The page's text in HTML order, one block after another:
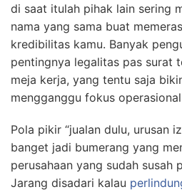
di saat itulah pihak lain sering
nama yang sama buat
kredibilitas kamu. Banyak
pentingnya legalitas pas surat
meja kerja, yang tentu saja
mengganggu fokus
Pola pikir “jualan dulu, urusan
banget jadi bumerang yang
perusahaan yang sudah susah
Jarang disadari kalau